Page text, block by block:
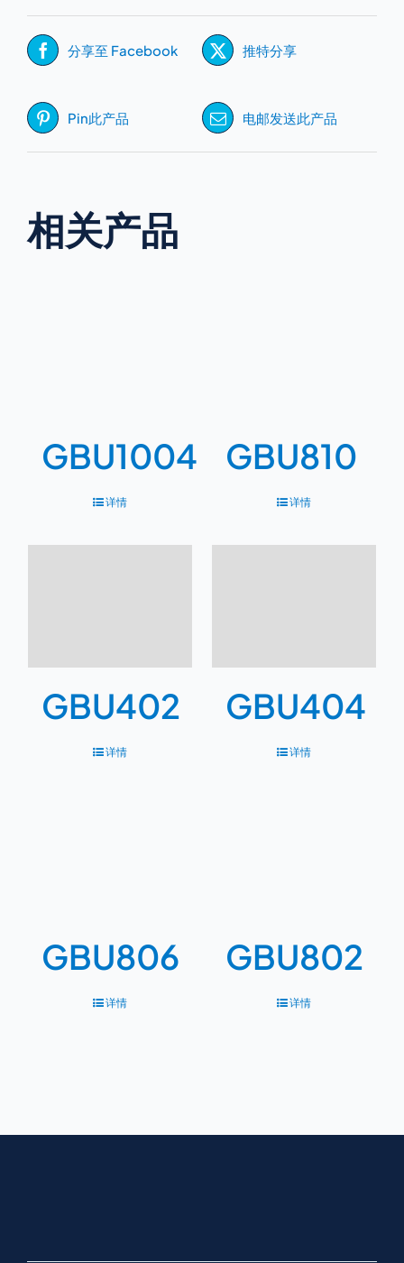
分享至 Facebook 推特分享
Pin此产品 电邮发送此产品
相关产品
GBU1004
详情
GBU810
详情
GBU402
详情
GBU404
详情
GBU806
详情
GBU802
详情